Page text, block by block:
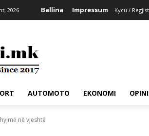
2026 Ballina Impressum Kycu /
AUTOMOTO EKONOMI
në vjeshtë